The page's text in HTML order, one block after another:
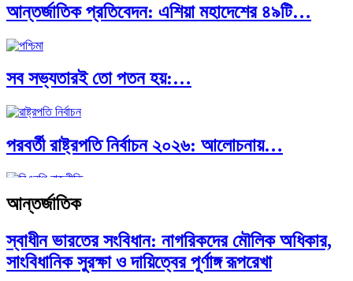
আমেরিকা সারা দুনিয়ায় গণতন্ত্রের গান…
আন্তর্জাতিক প্রতিবেদন: এশিয়া মহাদেশের ৪৯টি…
সব সভ্যতারই তো পতন হয়:…
পরবর্তী রাষ্ট্রপতি নির্বাচন ২০২৬: আলোচনায়…
প্রথাগত মেধা, স্ট্র্যাটেজিক গভর্নেন্স ও…
আন্তর্জাতিক
স্বাধীন ভারতের সংবিধান: নাগরিকদের মৌলিক অধিকার,
সাংবিধানিক সুরক্ষা ও দায়িত্বের পূর্ণাঙ্গ রূপরেখা